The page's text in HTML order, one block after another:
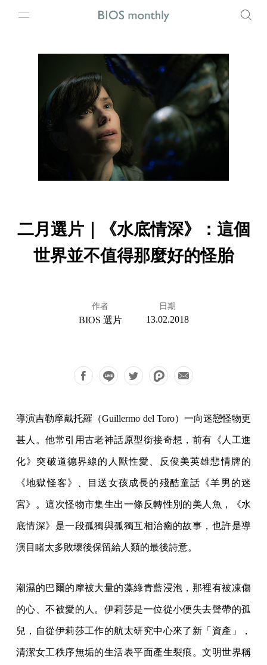
二月選片｜《水底情深》：這個
世界並不值得那麼好的怪胎
作者
BIOS 選片
日期
13.02.2018
導演吉勒摩戴托羅（Guillermo del Toro）一向迷戀怪物更
甚人。他常引用古老神話原型銜接奇想，前有《人工進
化》突破道德界線的人獸性愛、反俊美英雄悲情牌的
《地獄怪客》、目送女孩成長的殘酷童話《羊男的迷
宮》。這次怪物市集生出一條反轉性別的美人魚，《水
底情深》是一段孤獨與孤獨互相治癒的故事，也許是導
演目睹太多敗壞後保留給人類的最後詩意。
潮濕的巴爾的摩被大量的藻綠青藍浸泡，那裡有被凍傷
的心、不被愛的人。伊莉莎是一位從小便失去聲帶的孤
兒，自從伊莉莎工作的航太研究中心來了新「資產」，
清潔女工秩序無垢的生活表平面產生裂痕。文明世界稱